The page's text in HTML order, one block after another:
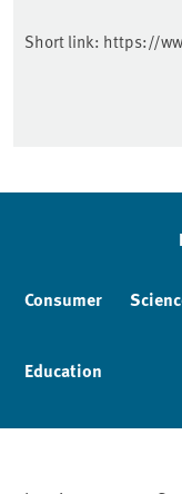
Short link: https://
Consumer
Education